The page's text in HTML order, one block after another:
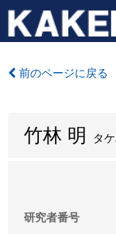
前のページに戻る
竹林 明 タ
研究者番号